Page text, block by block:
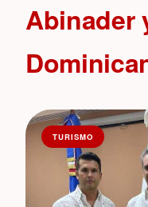
Abinader
TURISMO